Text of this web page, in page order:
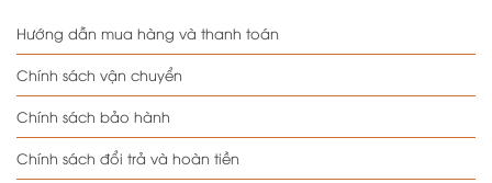
Hướng dẫn mua hàng và thanh toán
Chính sách vận chuyển
Chính sách bảo hành
Chính sách đổi trả và hoàn tiền